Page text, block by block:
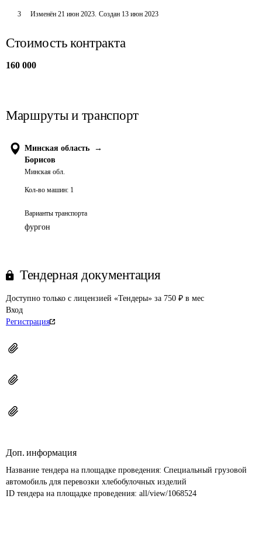
3 Изменён 21 июн 2023. Создан 13 июн 2023
Стоимость контракта
160 000
Маршруты и транспорт
Минская область
→
Борисов
Минская обл.
Кол-во машин: 1
Варианты транспорта
фургон
Тендерная документация
Доступно только с лицензией «Тендеры» за 750 ₽ в мес
Вход
Регистрация
Доп. информация
Название тендера на площадке проведения: Специальный грузовой
автомобиль для перевозки хлебобулочных изделий
ID тендера на площадке проведения: all/view/1068524